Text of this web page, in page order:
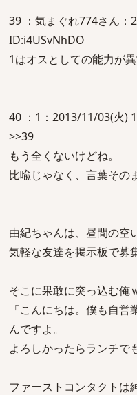
39 ：気まぐれ774さん：
ID:i4USvNhDO
1はオスとしての能力が
40 ：1：2013/11/03(火)
>>39
もう全くないけどね。
比喩じゃなく、言葉その
由紀ちゃんは、昼間の空
気軽な友達を掲示板で募
そこに果敢に突っ込む俺
「こんにちは。僕も自
んですよ。
よろしかったらランチで
ファーストコンタクトは